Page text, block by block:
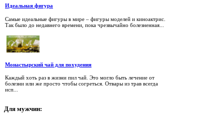
Идеальная фигура
Самые идеальные фигуры в мире – фигуры моделей и киноактрис.
Так было до недавнего времени, пока чрезвычайно болезненная...
Монастырский чай для похудения
Каждый хоть раз в жизни пил чай. Это могло быть лечение от
болезни или же просто чтобы согреться. Отвары из трав всегда
исп...
Для мужчин: